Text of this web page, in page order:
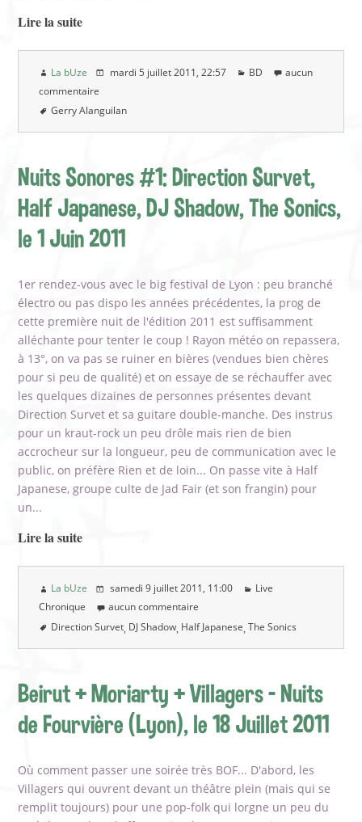
Lire la suite
La bUze mardi 5 juillet 2011 , 22:57 BD
aucun
commentaire
Gerry Alanguilan
Nuits Sonores #1: Direction Survet,
Half Japanese, DJ Shadow, The Sonics,
le 1 Juin 2011
1er rendez-vous avec le big festival de Lyon : peu branché
électro ou pas dispo les années précédentes, la prog de
cette première nuit de l'édition 2011 est suffisamment
alléchante pour tenter le coup ! Rayon météo on repassera,
à 13°, on va pas se ruiner en bières (vendues bien chères
pour si peu de qualité) et on essaye de se réchauffer avec
les quelques dizaines de personnes présentes devant
Direction Survet et sa guitare double-manche. Des instrus
pour un kraut-rock un peu drôle mais rien de bien
accrocheur sur la longueur, peu de communication avec le
public, on préfère Rien et de loin... On passe vite à Half
Japanese, groupe culte de Jad Fair (et son frangin) pour
un...
Lire la suite
La bUze samedi 9 juillet 2011 , 11:00
Live
Chronique
aucun commentaire
Direction Survet DJ Shadow Half Japanese The Sonics
Beirut + Moriarty + Villagers - Nuits
de Fourvière (Lyon), le 18 Juillet 2011
Où comment passer une soirée très BOF... D'abord, les
Villagers qui ouvrent devant un théâtre plein (mais qui se
remplit toujours) pour une pop-folk qui lorgne un peu du